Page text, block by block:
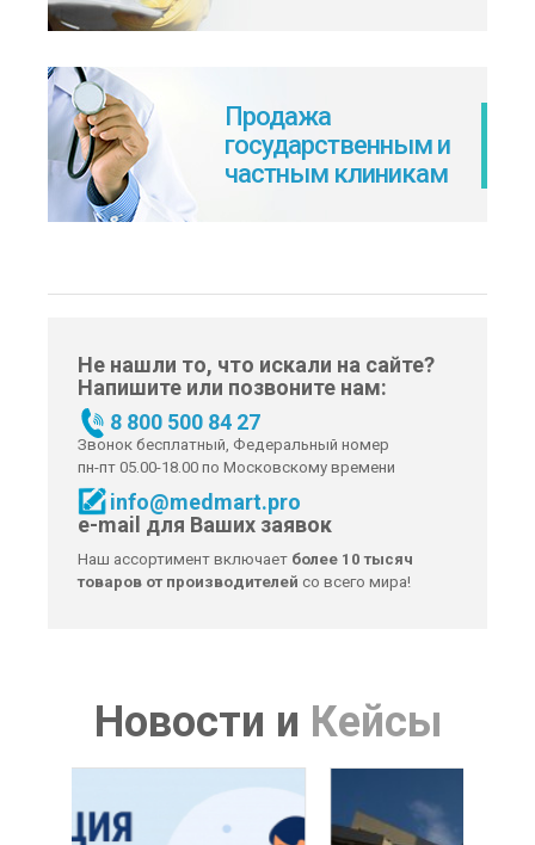
Продажа
государственным и
частным клиникам
Не нашли то, что искали на сайте?
Напишите или позвоните нам:
8 800 500 84 27
Звонок бесплатный, Федеральный номер
пн-пт 05.00-18.00 по Московскому времени
info@medmart.pro
e-mail для Ваших заявок
Наш ассортимент включает более 10 тысяч
товаров от производителей со всего мира!
Новости и Кейсы